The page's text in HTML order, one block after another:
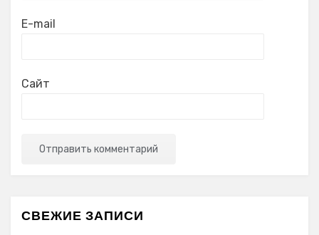
E-mail
Сайт
СВЕЖИЕ ЗАПИСИ